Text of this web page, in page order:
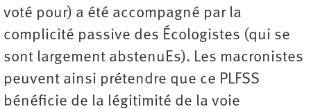
voté pour) a été accompagné par la
complicité passive des Écologistes (qui se
sont largement abstenuEs). Les macronistes
peuvent ainsi prétendre que ce PLFSS
bénéficie de la légitimité de la voie